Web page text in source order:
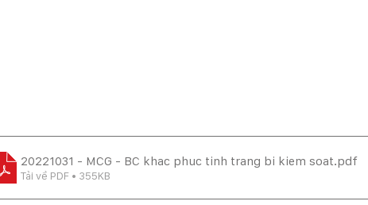
20221031 - MCG - BC khac phuc tinh trang bi kiem soat.pdf
Tải về PDF • 355KB